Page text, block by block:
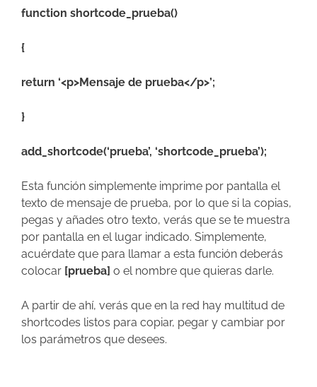
function shortcode_prueba()
{
return ‘<p>Mensaje de prueba</p>’;
}
add_shortcode(‘prueba’, ‘shortcode_prueba’);
Esta función simplemente imprime por pantalla el
texto de mensaje de prueba, por lo que si la copias,
pegas y añades otro texto, verás que se te muestra
por pantalla en el lugar indicado. Simplemente,
acuérdate que para llamar a esta función deberás
colocar [prueba] o el nombre que quieras darle.
A partir de ahí, verás que en la red hay multitud de
shortcodes listos para copiar, pegar y cambiar por
los parámetros que desees.